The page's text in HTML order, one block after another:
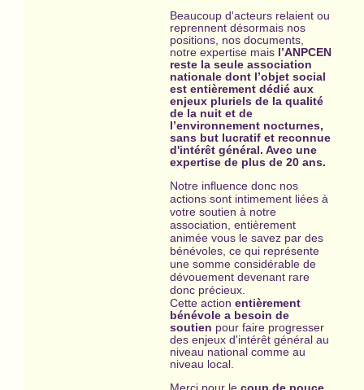
Beaucoup d'acteurs relaient ou
reprennent désormais nos
positions, nos documents,
notre expertise mais l’ANPCEN
reste la seule association
nationale dont l’objet social
est entièrement dédié aux
enjeux pluriels de la qualité
de la nuit et de
l’environnement nocturnes,
sans but lucratif et reconnue
d'intérêt général. Avec une
expertise de plus de 20 ans.
Notre influence donc nos
actions sont intimement liées à
votre soutien à notre
association, entièrement
animée vous le savez par des
bénévoles, ce qui représente
une somme considérable de
dévouement devenant rare
donc précieux.
Cette action entièrement
bénévole a besoin de
soutien pour faire progresser
des enjeux d'intérêt général au
niveau national comme au
niveau local.
Merci pour le coup de pouce